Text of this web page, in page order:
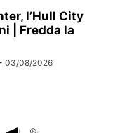
l’Hull City
| Fredda la
03/08/2026